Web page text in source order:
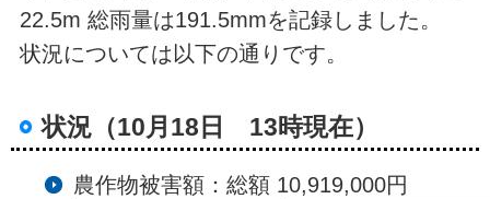
22.5m 総雨量は191.5mmを記録しました。
状況については以下の通りです。
状況（10月18日 13時現在）
農作物被害額：総額 10,919,000円